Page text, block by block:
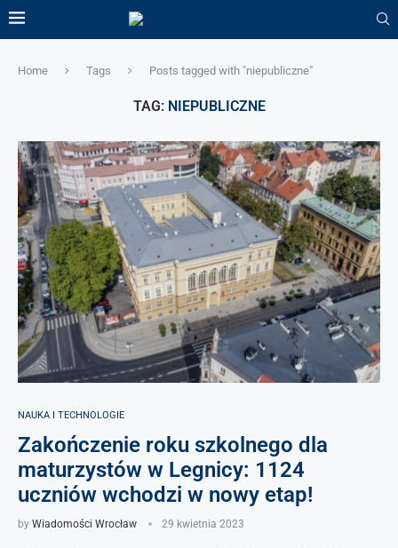
Home Tags Posts tagged with "niepubliczne"
TAG: NIEPUBLICZNE
NAUKA I TECHNOLOGIE
Zakończenie roku szkolnego dla
maturzystów w Legnicy: 1124
uczniów wchodzi w nowy etap!
by Wiadomości Wrocław 29 kwietnia 2023